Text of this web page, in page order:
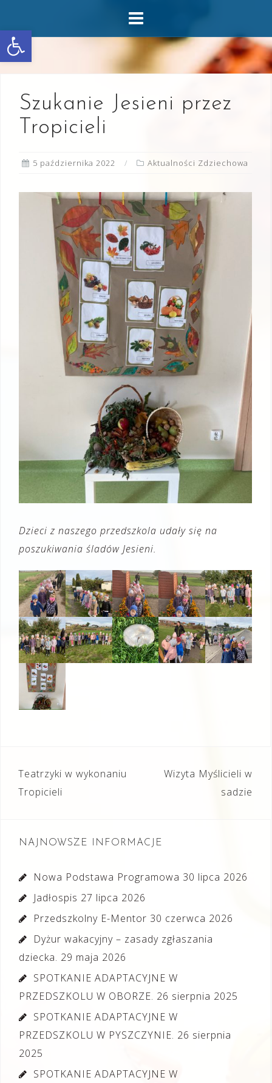
Otwórz pasek narzędzi
content
Szukanie Jesieni przez
Tropicieli
5 października 2022 Aktualności Zdziechowa
Dzieci z naszego przedszkola udały się na
poszukiwania śladów Jesieni.
Nawigacja
wpisu
Teatrzyki w wykonaniu
Tropicieli
Wizyta Myślicieli w
sadzie
NAJNOWSZE INFORMACJE
Nowa Podstawa Programowa 30 lipca 2026
Jadłospis 27 lipca 2026
Przedszkolny E-Mentor 30 czerwca 2026
Dyżur wakacyjny – zasady zgłaszania
dziecka. 29 maja 2026
SPOTKANIE ADAPTACYJNE W
PRZEDSZKOLU W OBORZE. 26 sierpnia 2025
SPOTKANIE ADAPTACYJNE W
PRZEDSZKOLU W PYSZCZYNIE. 26 sierpnia
2025
SPOTKANIE ADAPTACYJNE W